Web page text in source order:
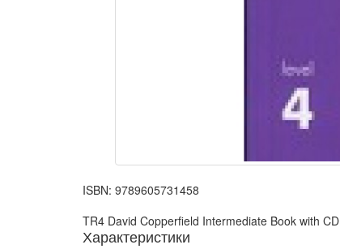
ISBN: 9789605731458
TR4 David Copperfield Intermediate Book with CD
Характеристики